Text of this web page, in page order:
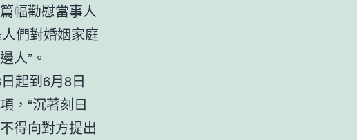
幅勸慰當事人
人們對婚姻家庭
人”。
起到6月8日
，“沉著刻日
得向對方提出